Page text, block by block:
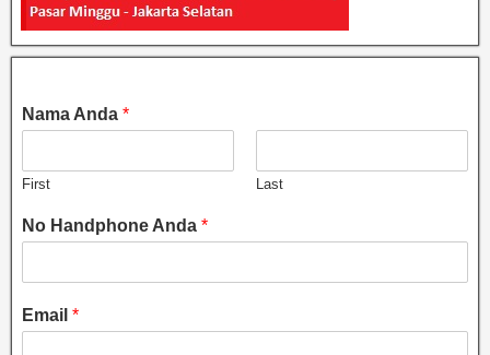
Nama Anda *
First Last
No Handphone Anda *
Email *